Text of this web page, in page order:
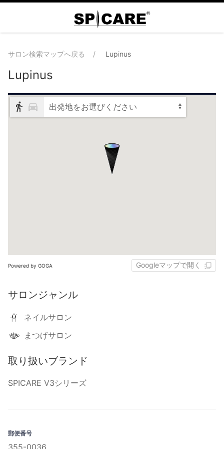
サロン検索マップへ戻る Lupinus
Lupinus
出発地をお選びください
Powered by GOGA Googleマップで開く
サロンジャンル
ネイルサロン
まつげサロン
取り扱いブランド
SPICARE V3シリーズ
郵便番号